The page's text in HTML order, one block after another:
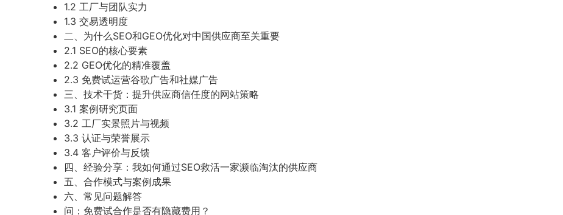
1.2 工厂与团队实力
1.3 交易透明度
二、为什么SEO和GEO优化对中国供应商至关重要
2.1 SEO的核心要素
2.2 GEO优化的精准覆盖
2.3 免费试运营谷歌广告和社媒广告
三、技术干货：提升供应商信任度的网站策略
3.1 案例研究页面
3.2 工厂实景照片与视频
3.3 认证与荣誉展示
3.4 客户评价与反馈
四、经验分享：我如何通过SEO救活一家濒临淘汰的供应商
五、合作模式与案例成果
六、常见问题解答
问：免费试合作是否有隐藏费用？